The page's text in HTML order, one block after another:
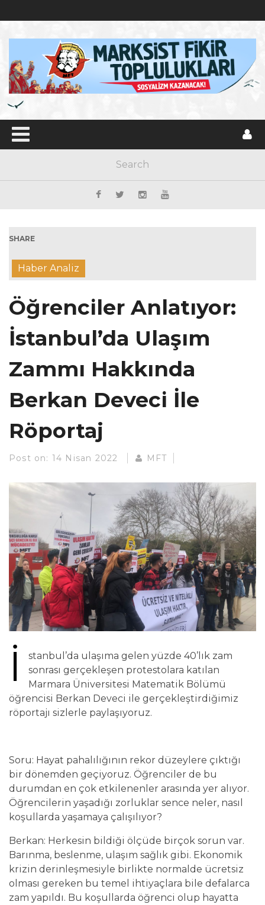
SHARE
Haber Analiz
Öğrenciler Anlatıyor:
İstanbul’da Ulaşım
Zammı Hakkında
Berkan Deveci İle
Röportaj
Post on: 14 Nisan 2022 MFT
İ
stanbul’da ulaşıma gelen yüzde 40’lık zam
sonrası gerçekleşen protestolara katılan
Marmara Üniversitesi Matematik Bölümü
öğrencisi Berkan Deveci ile gerçekleştirdiğimiz
röportajı sizlerle paylaşıyoruz.
Soru: Hayat pahalılığının rekor düzeylere çıktığı
bir dönemden geçiyoruz. Öğrenciler de bu
durumdan en çok etkilenenler arasında yer alıyor.
Öğrencilerin yaşadığı zorluklar sence neler, nasıl
koşullarda yaşamaya çalışılıyor?
Berkan: Herkesin bildiği ölçüde birçok sorun var.
Barınma, beslenme, ulaşım sağlık gibi. Ekonomik
krizin derinleşmesiyle birlikte normalde ücretsiz
olması gereken bu temel ihtiyaçlara bile defalarca
zam yapıldı. Bu koşullarda öğrenci olup hayatta